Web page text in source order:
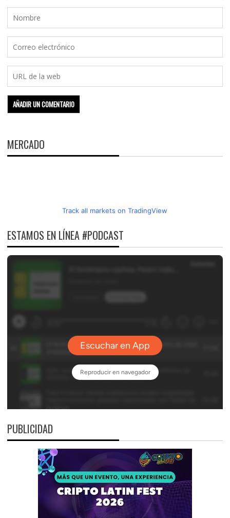
MERCADO
Track all markets on TradingView
ESTAMOS EN LÍNEA #PODCAST
PUBLICIDAD